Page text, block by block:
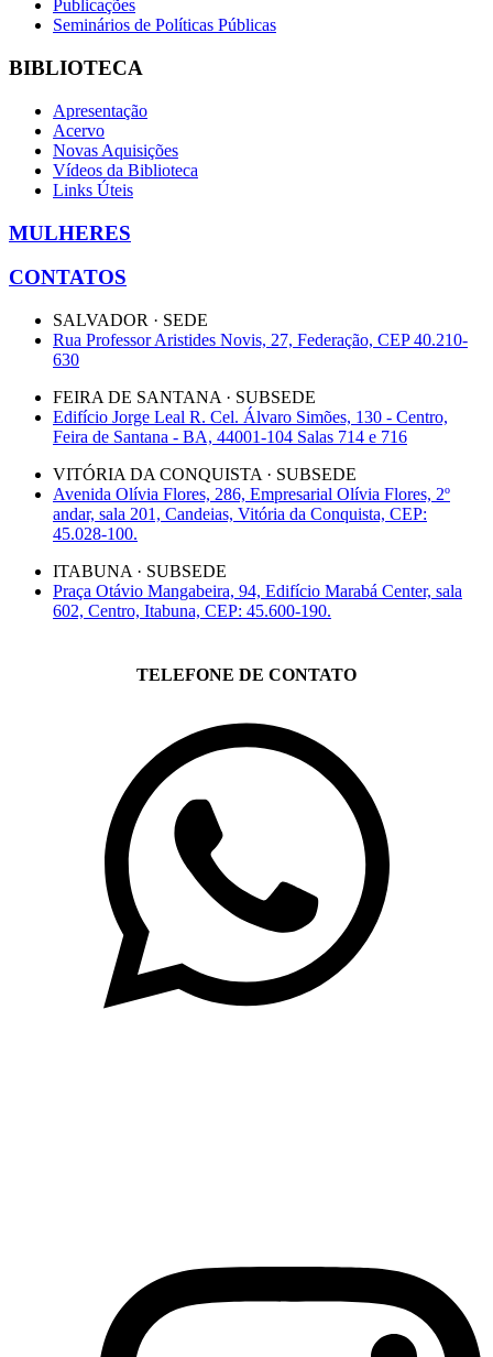
Publicações
Seminários de Políticas Públicas
BIBLIOTECA
Apresentação
Acervo
Novas Aquisições
Vídeos da Biblioteca
Links Úteis
MULHERES
CONTATOS
SALVADOR · SEDE
Rua Professor Aristides Novis, 27, Federação, CEP 40.210-
630
FEIRA DE SANTANA · SUBSEDE
Edifício Jorge Leal R. Cel. Álvaro Simões, 130 - Centro,
Feira de Santana - BA, 44001-104 Salas 714 e 716
VITÓRIA DA CONQUISTA · SUBSEDE
Avenida Olívia Flores, 286, Empresarial Olívia Flores, 2º
andar, sala 201, Candeias, Vitória da Conquista, CEP:
45.028-100.
ITABUNA · SUBSEDE
Praça Otávio Mangabeira, 94, Edifício Marabá Center, sala
602, Centro, Itabuna, CEP: 45.600-190.
TELEFONE DE CONTATO